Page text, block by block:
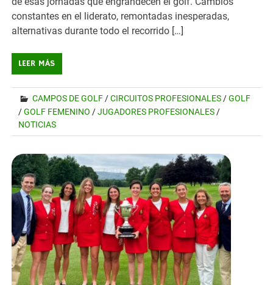
constantes en el liderato, remontadas inesperadas,
alternativas durante todo el recorrido […]
LEER MÁS
CAMPOS DE GOLF /CIRCUITOS PROFESIONALES /GOLF
/GOLF FEMENINO /JUGADORES PROFESIONALES /
NOTICIAS